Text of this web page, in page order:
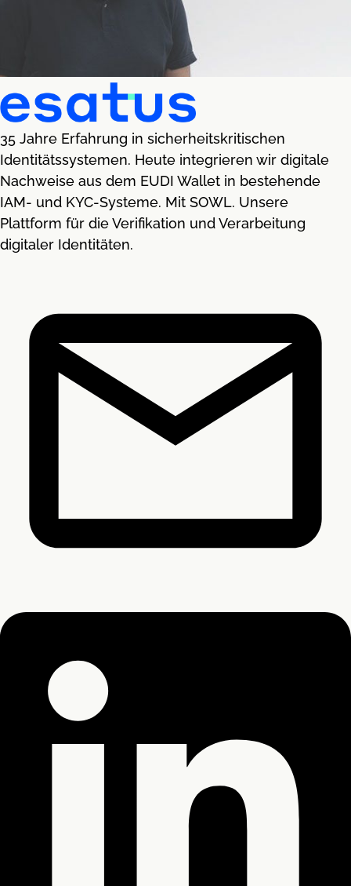
35 Jahre Erfahrung in sicherheitskritischen
Identitätssystemen. Heute integrieren wir digitale
Nachweise aus dem EUDI Wallet in bestehende
IAM- und KYC-Systeme. Mit SOWL. Unsere
Plattform für die Verifikation und Verarbeitung
digitaler Identitäten.